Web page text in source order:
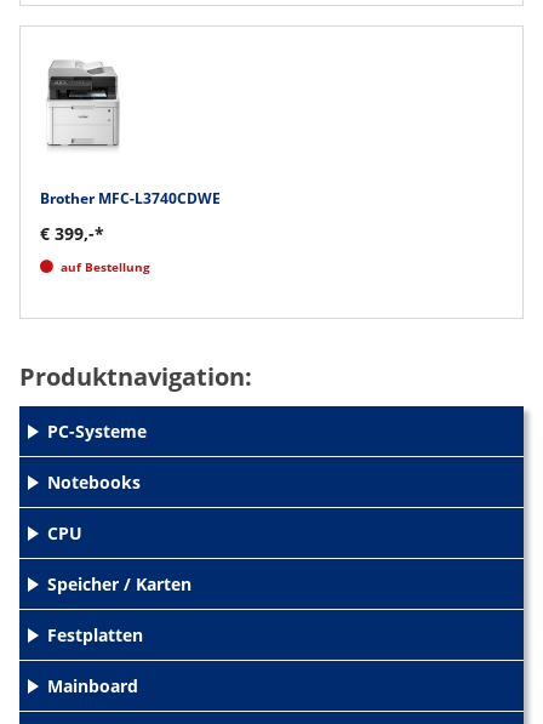
Brother MFC-L3740CDWE
€ 399,-*
auf Bestellung
Produktnavigation:
PC-Systeme
Notebooks
+CPU
+Speicher / Karten
Festplatten
Mainboard